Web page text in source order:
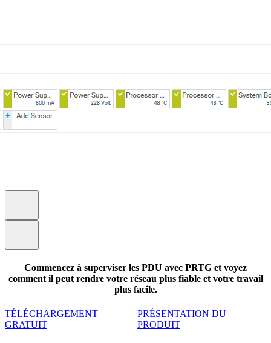
Commencez à superviser les PDU avec PRTG et voyez
comment il peut rendre votre réseau plus fiable et votre travail
plus facile.
TÉLÉCHARGEMENT
GRATUIT
PRÉSENTATION DU
PRODUIT